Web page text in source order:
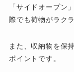
「サイドオープン
際でも荷物がラク
また、収納物を保
ポイントです。